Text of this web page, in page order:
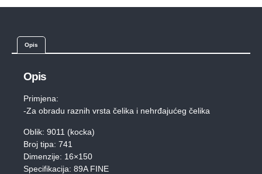
Opis
Opis
Primjena:
-Za obradu raznih vrsta čelika i nehrđajućeg čelika
Oblik: 9011 (kocka)
Broj tipa: 741
Dimenzije: 16×150
Specifikacija: 89A FINE